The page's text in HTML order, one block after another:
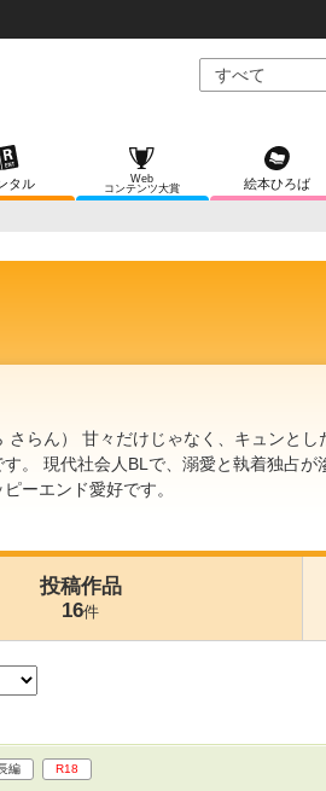
タル
Web
コンテンツ大賞
絵本ひろば
さらん） 甘々だけじゃなく、キュンとし
。 現代社会人BLで、溺愛と執着独占が
ーエンド愛好です。
投稿作品
16件
編 R18